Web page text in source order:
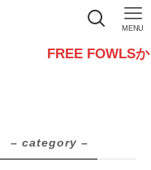
MENU
FOWLSからのお知
– category –